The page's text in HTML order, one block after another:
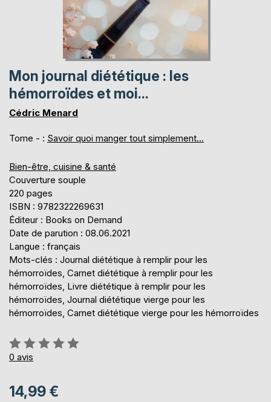
Mon journal diététique : les
hémorroïdes et moi...
Cédric Menard
Tome - : Savoir quoi manger tout simplement...
Bien-être, cuisine & santé
Couverture souple
220 pages
ISBN : 9782322269631
Éditeur : Books on Demand
Date de parution : 08.06.2021
Langue : français
Mots-clés : Journal diététique à remplir pour les
hémorroïdes, Carnet diététique à remplir pour les
hémorroïdes, Livre diététique à remplir pour les
hémorroïdes, Journal diététique vierge pour les
hémorroïdes, Carnet diététique vierge pour les hémorroïdes
Évaluation:
0%
0 avis
14,99 €